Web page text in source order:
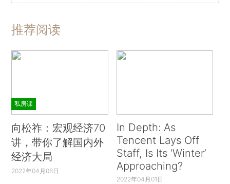
推荐阅读
私房课
向松祚：宏观经济70
讲，带你了解国内外
经济大局
2022年04月06日
In Depth: As
Tencent Lays Off
Staff, Is Its ‘Winter’
Approaching?
2022年04月01日